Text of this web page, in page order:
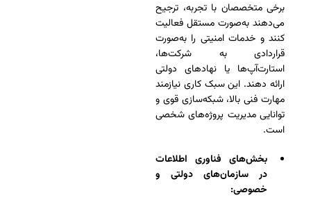
برخی متخصصان با تجربه، ترجیح
می‌دهند به‌صورت مستقل فعالیت
کنند و خدمات امنیتی را به‌صورت
قراردادی به شرکت‌ها،
استارت‌آپ‌ها یا نهادهای دولتی
ارائه دهند. این سبک کاری نیازمند
مهارت فنی بالا، شبکه‌سازی قوی و
توانایی مدیریت پروژه‌های شخصی
است.
بخش‌های فناوری اطلاعات
در سازمان‌های دولتی و
خصوصی: